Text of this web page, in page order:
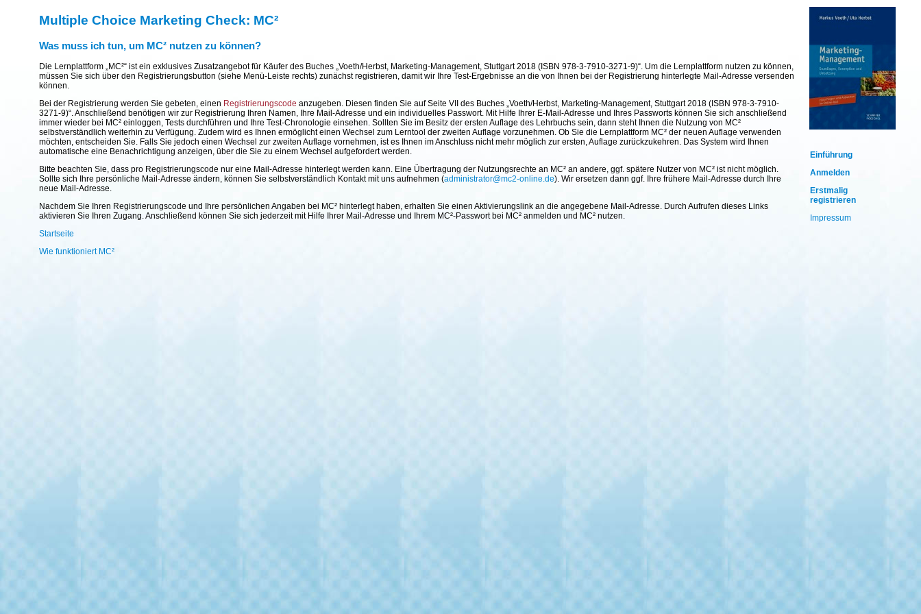
Einführung
Anmelden
Erstmalig
registrieren
Impressum
Multiple Choice Marketing Check: MC²
Was muss ich tun, um MC² nutzen zu können?
Die Lernplattform „MC²“ ist ein exklusives Zusatzangebot für Käufer des Buches „Voeth/Herbst, Marketing-Management, Stuttgart 2018 (ISBN 978-3-7910-3271-9)“. Um die Lernplattform nutzen zu können,
müssen Sie sich über den Registrierungsbutton (siehe Menü-Leiste rechts) zunächst registrieren, damit wir Ihre Test-Ergebnisse an die von Ihnen bei der Registrierung hinterlegte Mail-Adresse versenden
können.
Bei der Registrierung werden Sie gebeten, einen Registrierungscode anzugeben. Diesen finden Sie auf Seite VII des Buches „Voeth/Herbst, Marketing-Management, Stuttgart 2018 (ISBN 978-3-7910-
3271-9)“. Anschließend benötigen wir zur Registrierung Ihren Namen, Ihre Mail-Adresse und ein individuelles Passwort. Mit Hilfe Ihrer E-Mail-Adresse und Ihres Passworts können Sie sich anschließend
immer wieder bei MC² einloggen, Tests durchführen und Ihre Test-Chronologie einsehen. Sollten Sie im Besitz der ersten Auflage des Lehrbuchs sein, dann steht Ihnen die Nutzung von MC²
selbstverständlich weiterhin zu Verfügung. Zudem wird es Ihnen ermöglicht einen Wechsel zum Lerntool der zweiten Auflage vorzunehmen. Ob Sie die Lernplattform MC² der neuen Auflage verwenden
möchten, entscheiden Sie. Falls Sie jedoch einen Wechsel zur zweiten Auflage vornehmen, ist es Ihnen im Anschluss nicht mehr möglich zur ersten, Auflage zurückzukehren. Das System wird Ihnen
automatische eine Benachrichtigung anzeigen, über die Sie zu einem Wechsel aufgefordert werden.
Bitte beachten Sie, dass pro Registrierungscode nur eine Mail-Adresse hinterlegt werden kann. Eine Übertragung der Nutzungsrechte an MC² an andere, ggf. spätere Nutzer von MC² ist nicht möglich.
Sollte sich Ihre persönliche Mail-Adresse ändern, können Sie selbstverständlich Kontakt mit uns aufnehmen (administrator@mc2-online.de). Wir ersetzen dann ggf. Ihre frühere Mail-Adresse durch Ihre
neue Mail-Adresse.
Nachdem Sie Ihren Registrierungscode und Ihre persönlichen Angaben bei MC² hinterlegt haben, erhalten Sie einen Aktivierungslink an die angegebene Mail-Adresse. Durch Aufrufen dieses Links
aktivieren Sie Ihren Zugang. Anschließend können Sie sich jederzeit mit Hilfe Ihrer Mail-Adresse und Ihrem MC²-Passwort bei MC² anmelden und MC² nutzen.
Startseite
Wie funktioniert MC²